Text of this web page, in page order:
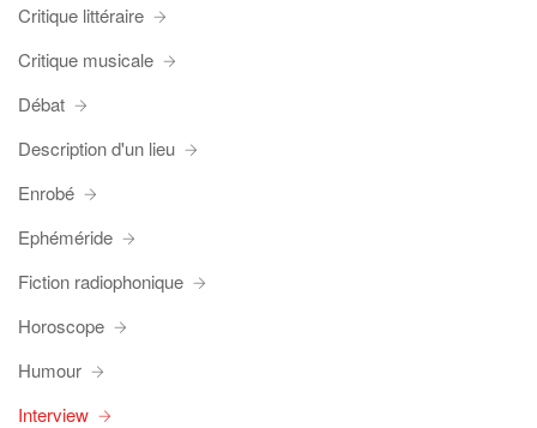
Critique littéraire
Critique musicale
Débat
Description d'un lieu
Enrobé
Ephéméride
Fiction radiophonique
Horoscope
Humour
Interview